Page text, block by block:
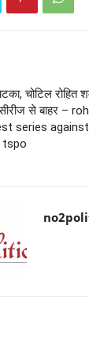
चोटिल रोहित
से बाहर –
series
tspo